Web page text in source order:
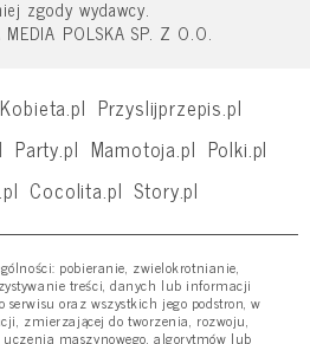
zgody wydawcy.
POLSKA SP. Z O.O.
Kobieta.pl Przyslijprzepis.pl
Party.pl Mamotoja.pl Polki.pl
Cocolita.pl Story.pl
pobieranie, zwielokrotnianie,
treści, danych lub informacji
oraz wszystkich jego podstron, w
zmierzającej do tworzenia, rozwoju,
maszynowego, algorytmów lub